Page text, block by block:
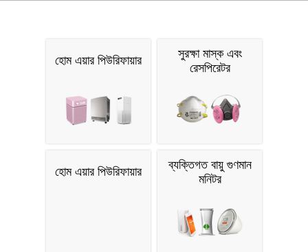
হোম এয়ার পিউরিফায়ার
সুরক্ষা মাস্ক এবং
রেসপিরেটর
হোম এয়ার পিউরিফায়ার
ব্যক্তিগত বায়ু গুণমান
মনিটর